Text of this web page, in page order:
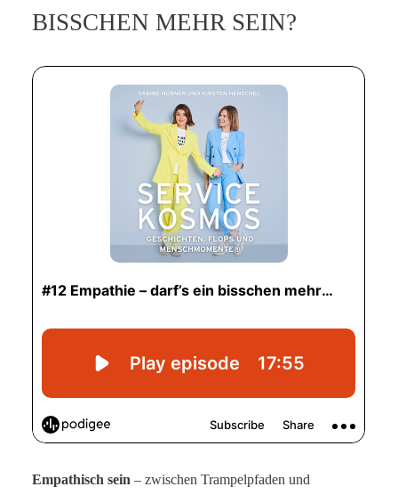
SERVICE-BLOG
KONTAKT
BISSCHEN MEHR SEIN?
Empathisch sein – zwischen Trampelpfaden und